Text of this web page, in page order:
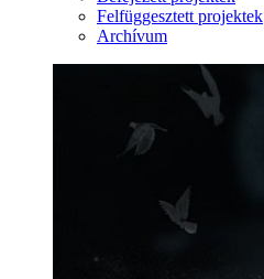
Felfüggesztett projektek
Archívum